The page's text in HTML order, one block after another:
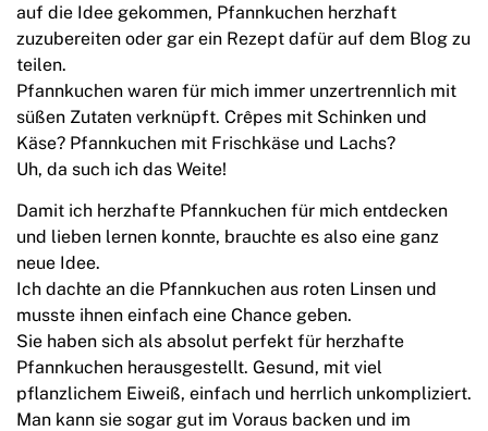
auf die Idee gekommen, Pfannkuchen herzhaft
zuzubereiten oder gar ein Rezept dafür auf dem Blog zu
teilen.
Pfannkuchen waren für mich immer unzertrennlich mit
süßen Zutaten verknüpft. Crêpes mit Schinken und
Käse? Pfannkuchen mit Frischkäse und Lachs?
Uh, da such ich das Weite!
Damit ich herzhafte Pfannkuchen für mich entdecken
und lieben lernen konnte, brauchte es also eine ganz
neue Idee.
Ich dachte an die Pfannkuchen aus roten Linsen und
musste ihnen einfach eine Chance geben.
Sie haben sich als absolut perfekt für herzhafte
Pfannkuchen herausgestellt. Gesund, mit viel
pflanzlichem Eiweiß, einfach und herrlich unkompliziert.
Man kann sie sogar gut im Voraus backen und im